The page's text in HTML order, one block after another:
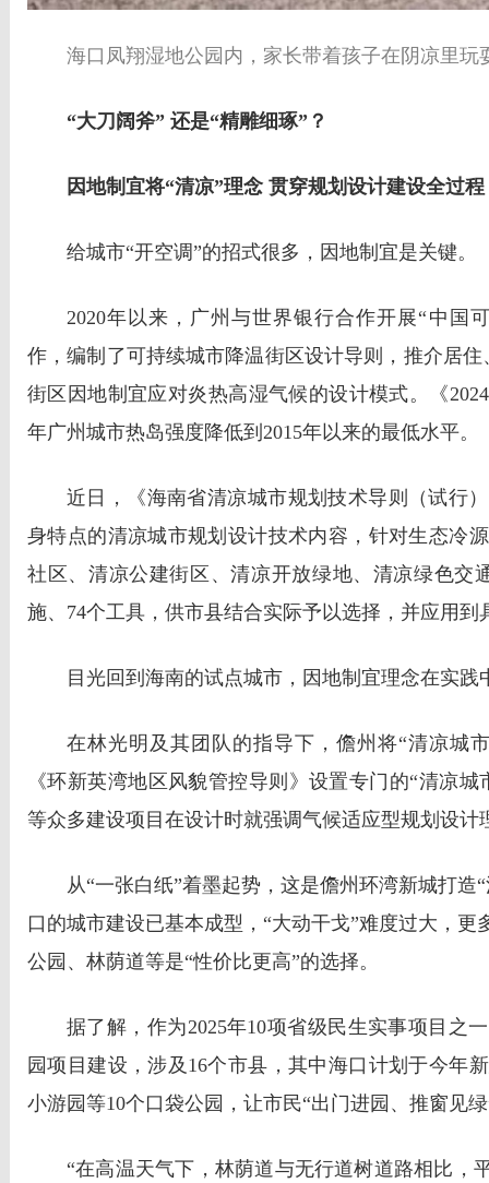
海口凤翔湿地公园内，家长带着孩子在阴凉里玩
“大刀阔斧” 还是“精雕细琢”？
因地制宜将“清凉”理念 贯穿规划设计建设全过程
给城市“开空调”的招式很多，因地制宜是关键。
2020年以来，广州与世界银行合作开展“中国
作，编制了可持续城市降温街区设计导则，推介居
街区因地制宜应对炎热高湿气候的设计模式。《
年广州城市热岛强度降低到2015年以来的最低水平。
近日，《海南省清凉城市规划技术导则（试行
身特点的清凉城市规划设计技术内容，针对生态冷
社区、清凉公建街区、清凉开放绿地、清凉绿色交
施、74个工具，供市县结合实际予以选择，并应用到
目光回到海南的试点城市，因地制宜理念在实践
在林光明及其团队的指导下，儋州将“清凉城
《环新英湾地区风貌管控导则》设置专门的“清凉
等众多建设项目在设计时就强调气候适应型规划设计
从“一张白纸”着墨起势，这是儋州环湾新城打造
口的城市建设已基本成型，“大动干戈”难度过大，更
公园、林荫道等是“性价比更高”的选择。
据了解，作为2025年10项省级民生实事项目之
园项目建设，涉及16个市县，其中海口计划于今年
小游园等10个口袋公园，让市民“出门进园、推窗见
“在高温天气下，林荫道与无行道树道路相比